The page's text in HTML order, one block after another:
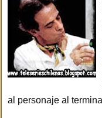
al personaje al